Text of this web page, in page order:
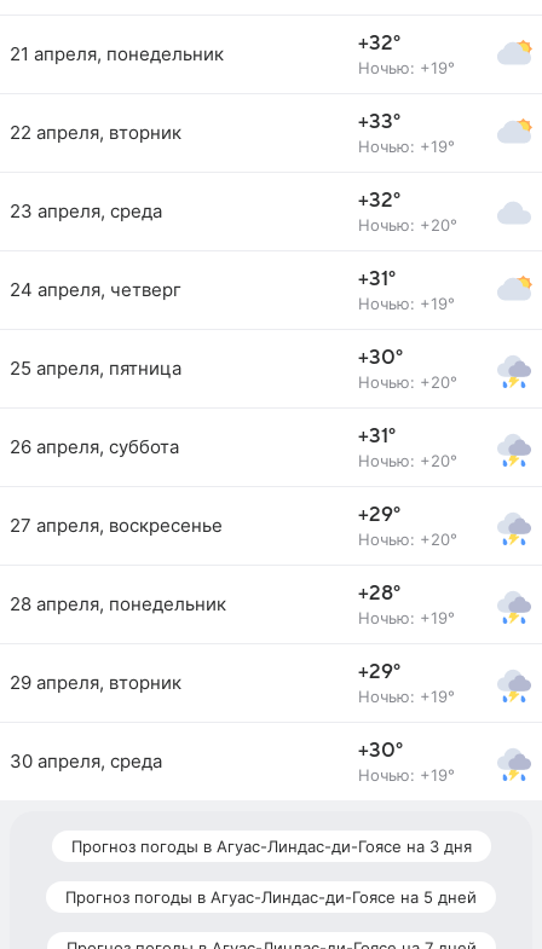
21 апреля, понедельник +32°
Ночью: +19°
22 апреля, вторник +33°
Ночью: +19°
23 апреля, среда +32°
Ночью: +20°
24 апреля, четверг +31°
Ночью: +19°
25 апреля, пятница +30°
Ночью: +20°
26 апреля, суббота +31°
Ночью: +20°
27 апреля, воскресенье +29°
Ночью: +20°
28 апреля, понедельник +28°
Ночью: +19°
29 апреля, вторник +29°
Ночью: +19°
30 апреля, среда +30°
Ночью: +19°
Прогноз погоды в Агуас-Линдас-ди-Гоясе на 3 дня
Прогноз погоды в Агуас-Линдас-ди-Гоясе на 5 дней